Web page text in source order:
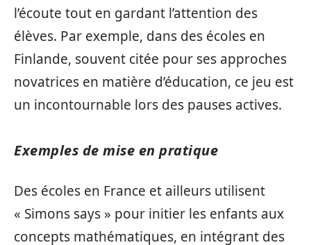
l’écoute tout en gardant l’attention des
élèves. Par exemple, dans des écoles en
Finlande, souvent citée pour ses approches
novatrices en matière d’éducation, ce jeu est
un incontournable lors des pauses actives.
Exemples de mise en pratique
Des écoles en France et ailleurs utilisent
« Simons says » pour initier les enfants aux
concepts mathématiques, en intégrant des